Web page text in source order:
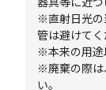
※直射日光の
管は避けてく
※本来の用途
※廃棄の際は
い。